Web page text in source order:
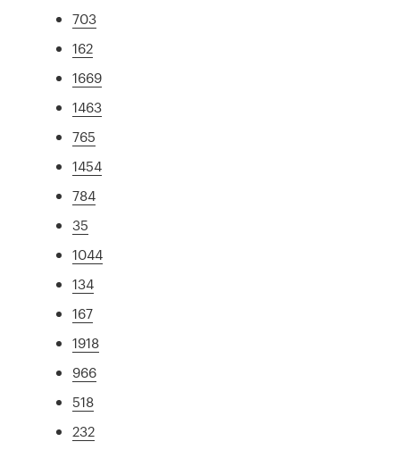
703
162
1669
1463
765
1454
784
35
1044
134
167
1918
966
518
232